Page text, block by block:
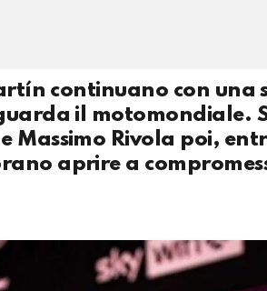
continuano con una
il motomondiale.
Massimo Rivola poi,
aprire a